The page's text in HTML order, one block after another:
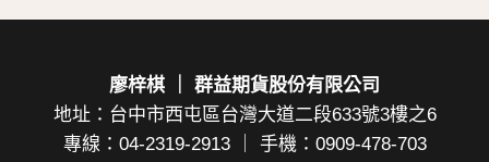
廖梓棋 ｜ 群益期貨股份有限公司
地址：台中市西屯區台灣大道二段633號3樓之6
專線：04-2319-2913 ｜ 手機：0909-478-703